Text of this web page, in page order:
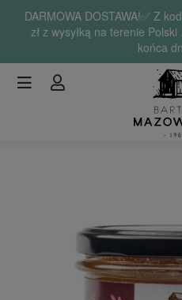
DARMOWA DOSTAWA!✅ Z
zł z wysyłką na terenie
końca